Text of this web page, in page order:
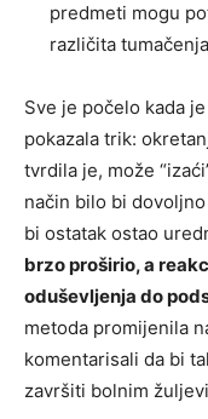
predmeti mogu
različita
Sve je počelo kada
pokazala trik:
tvrdila je, može
način bilo bi
bi ostatak ostao
brzo proširio, a
oduševljenja do
metoda promijenila
komentarisali da bi
završiti bolnim